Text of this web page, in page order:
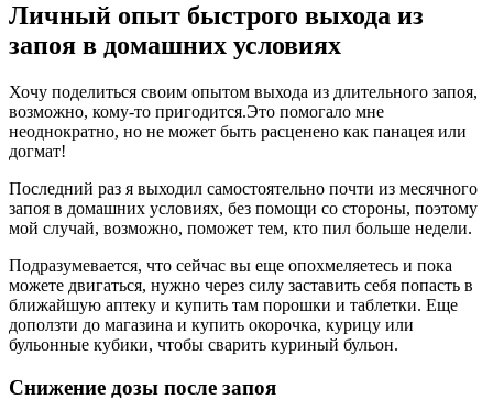
Личный опыт быстрого выхода из
запоя в домашних условиях
Хочу поделиться своим опытом выхода из длительного запоя,
возможно, кому-то пригодится.Это помогало мне
неоднократно, но не может быть расценено как панацея или
догмат!
Последний раз я выходил самостоятельно почти из месячного
запоя в домашних условиях, без помощи со стороны, поэтому
мой случай, возможно, поможет тем, кто пил больше недели.
Подразумевается, что сейчас вы еще опохмеляетесь и пока
можете двигаться, нужно через силу заставить себя попасть в
ближайшую аптеку и купить там порошки и таблетки. Еще
доползти до магазина и купить окорочка, курицу или
бульонные кубики, чтобы сварить куриный бульон.
Снижение дозы после запоя